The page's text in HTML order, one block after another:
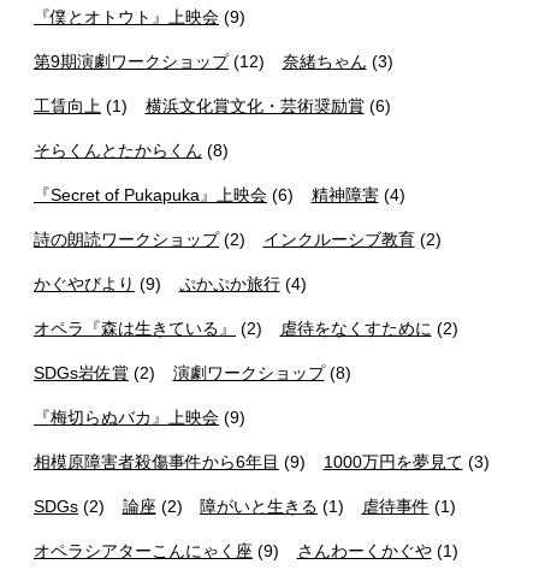
『僕とオトウト』上映会 (9)
第9期演劇ワークショップ(12) 奈緒ちゃん (3)
工賃向上 (1) 横浜文化賞文化・芸術奨励賞(6)
そらくんとたからくん (8)
『Secret of Pukapuka』上映会 (6) 精神障害(4)
詩の朗読ワークショップ(2) インクルーシブ教育(2)
かぐやびより (9) ぷかぷか旅行(4)
オペラ『森は生きている』 (2) 虐待をなくすために (2)
SDGs岩佐賞 (2) 演劇ワークショップ(8)
『梅切らぬバカ』上映会 (9)
相模原障害者殺傷事件から6年目 (9) 1000万円を夢見て (3)
SDGs (2) 論座 (2) 障がいと生きる (1) 虐待事件 (1)
オペラシアターこんにゃく座 (9) さんわーくかぐや(1)